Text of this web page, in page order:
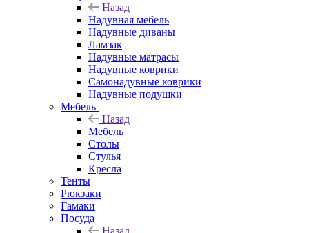
Назад
Надувная мебель
Надувные диваны
Ламзак
Надувные матрасы
Надувные коврики
Самонадувные коврики
Надувные подушки
Мебель
Назад
Мебель
Столы
Стулья
Кресла
Тенты
Рюкзаки
Гамаки
Посуда
Назад